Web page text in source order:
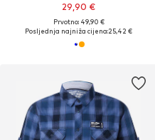
29,90 €
Prvotno: 49,90 €
Posljednja najniža cijena:25,42 €